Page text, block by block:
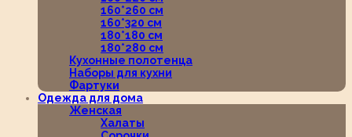
160*260 см
160*320 см
180*180 см
180*280 см
Кухонные полотенца
Наборы для кухни
Фартуки
Одежда для дома
Женская
Халаты